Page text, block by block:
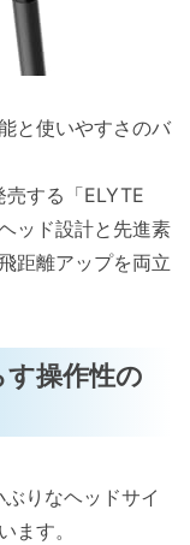
リット
の採用ポイン
感
飛距離性能
と使いやすさのバ
する「ELYTE
ッド設計と先進素
距離アップを両立
操作性の
りなヘッドサイ
ます。